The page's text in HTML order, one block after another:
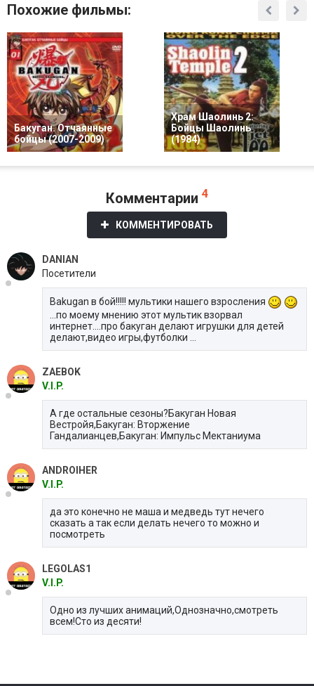
Похожие фильмы:
Бакуган. Отчаянные
бойцы (2007-2009)
Храм Шаолинь 2:
Бойцы Шаолинь
(1984)
Комментарии 4
КОММЕНТИРОВАТЬ
DANIAN
Посетители
Bakugan в бой!!!!! мультики нашего взросления
...по моему мнению этот мультик взорвал
интернет....про бакуган делают игрушки для детей
делают,видео игры,футболки ...
ZAEBOK
V.I.P.
А где остальные сезоны?Бакуган Новая
Вестройя,Бакуган: Вторжение
Гандалианцев,Бакуган: Импульс Мектаниума
ANDROIHER
V.I.P.
да это конечно не маша и медведь тут нечего
сказать а так если делать нечего то можно и
посмотреть
LEGOLAS1
V.I.P.
Одно из лучших анимаций,Однозначно,смотреть
всем!Сто из десяти!